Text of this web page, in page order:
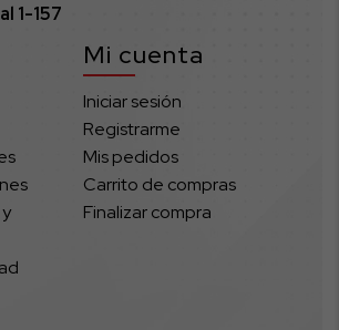
1-157
Mi cuenta
Iniciar sesión
Registrarme
Mis pedidos
Carrito de compras
Finalizar compra